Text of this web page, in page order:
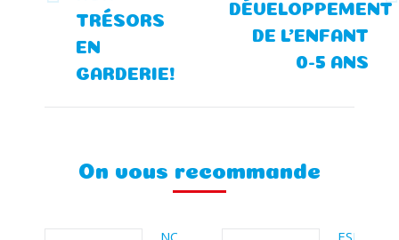
Onglet
précédent
TRÉSORS
EN
GARDERIE!
Onglet
suivant
DÉVELOPPEMENT
DE L’ENFANT
0-5 ANS
On vous recommande
NOUVEAUTÉS ESPACE